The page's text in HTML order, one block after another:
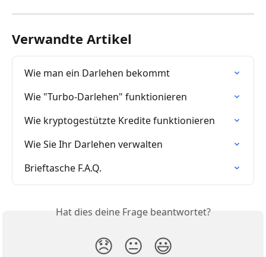
Verwandte Artikel
Wie man ein Darlehen bekommt
Wie "Turbo-Darlehen" funktionieren
Wie kryptogestützte Kredite funktionieren
Wie Sie Ihr Darlehen verwalten
Brieftasche F.A.Q.
Hat dies deine Frage beantwortet?
😞 😐 😃